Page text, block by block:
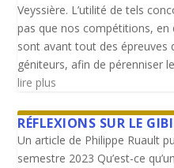
Veyssière. L’utilité de tels
pas que nos compétitions,
sont avant tout des épreuves
géniteurs, afin de pérenniser
lire plus
RÉFLEXIONS SUR LE
Un article de Philippe Ruault
semestre 2023 Qu’est-ce